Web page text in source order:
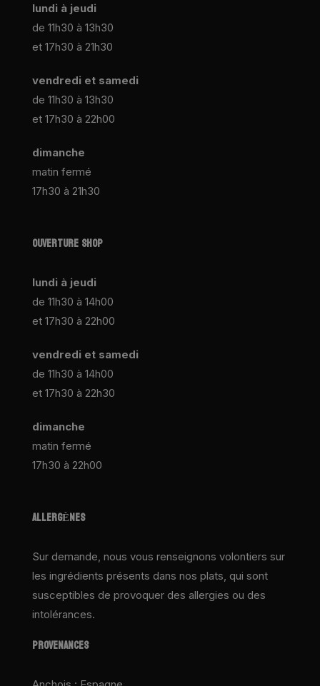
lundi à jeudi
de 11h30 à 13h30
et 17h30 à 21h30
vendredi et samedi
de 11h30 à 13h30
et 17h30 à 22h00
dimanche
matin fermé
17h30 à 21h30
OUVERTURE SHOP
lundi à jeudi
de 11h30 à 14h00
et 17h30 à 22h00
vendredi et samedi
de 11h30 à 14h00
et 17h30 à 22h30
dimanche
matin fermé
17h30 à 22h00
ALLERGÈNES
Sur demande, nous vous renseignons volontiers sur
les ingrédients présents dans nos plats, qui sont
susceptibles de provoquer des allergies ou des
intolérances.
PROVENANCES